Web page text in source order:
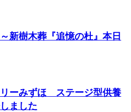
新樹木葬『追憶の杜』本日
ーみずほ ステージ型供養
ました